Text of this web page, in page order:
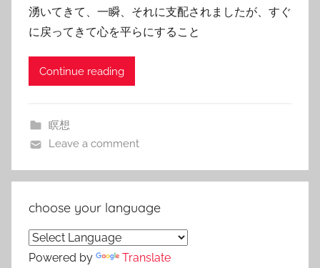
湧いてきて、一瞬、それに支配されましたが、すぐ
に戻ってきて心を平らにすること
Continue reading
瞑想
Leave a comment
choose your language
Powered by Translate